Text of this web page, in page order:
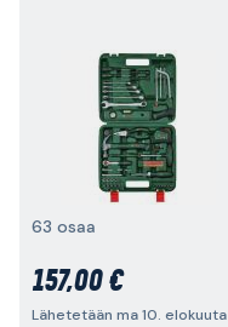
63 osaa
157,00 €
Lähetetään ma 10. elokuuta